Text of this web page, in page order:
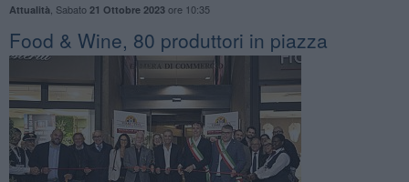
Attualità Sabato 21 Ottobre 2023ore 10:35
Food & Wine, 80 produttori in piazza